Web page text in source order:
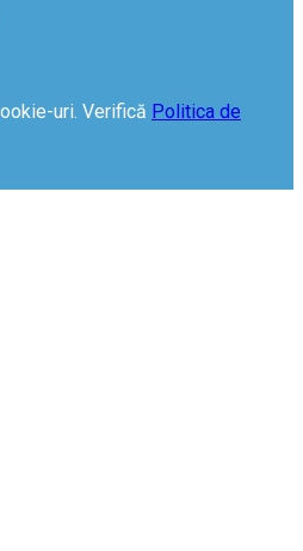
uri. Verifică Politica de